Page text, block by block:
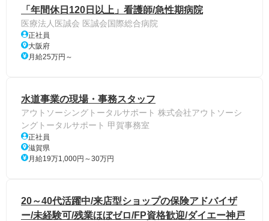
「年間休日120日以上」看護師/急性期病院
医療法人医誠会 医誠会国際総合病院
正社員
大阪府
月給25万円～
水道事業の現場・事務スタッフ
アウトソーシングトータルサポート 株式会社アウトソーシ
ングトータルサポート 甲賀事務室
正社員
滋賀県
月給19万1,000円～30万円
20～40代活躍中/来店型ショップの保険アドバイザ
ー/未経験可/残業ほぼゼロ/FP資格歓迎/ダイエー神戸